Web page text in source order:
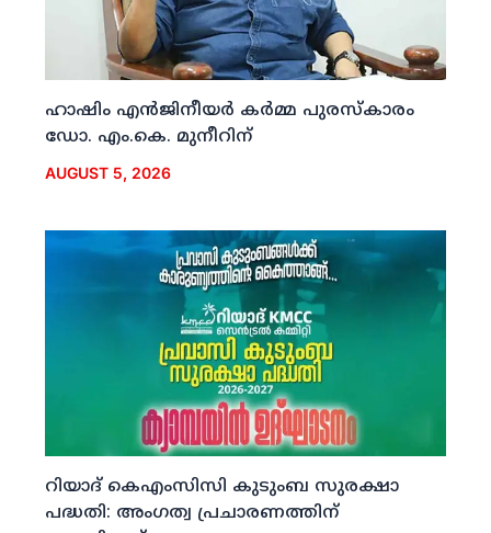
ഹാഷിം എന്‍ജിനീയര്‍ കര്‍മ്മ പുരസ്‌കാരം
ഡോ. എം.കെ. മുനീറിന്
AUGUST 5, 2026
റിയാദ് കെഎംസിസി കുടുംബ സുരക്ഷാ
പദ്ധതി: അംഗത്വ പ്രചാരണത്തിന്